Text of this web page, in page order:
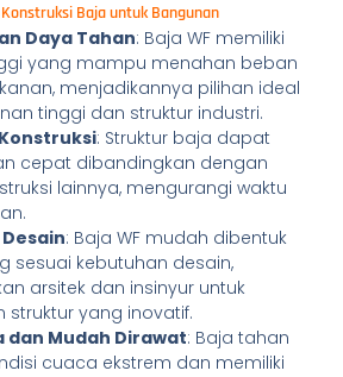
Baja untuk Bangunan
Daya Tahan: Baja WF memiliki
yang mampu menahan beban
menjadikannya pilihan ideal
tinggi dan struktur industri.
: Struktur baja dapat
cepat dibandingkan dengan
lainnya, mengurangi waktu
: Baja WF mudah dibentuk
sesuai kebutuhan desain,
arsitek dan insinyur untuk
struktur yang inovatif.
dan Mudah Dirawat: Baja tahan
cuaca ekstrem dan memiliki